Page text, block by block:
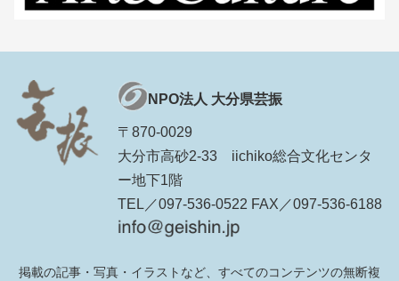
NPO法人 大分県芸振
〒870-0029
大分市高砂2-33 iichiko総合文化センタ
ー地下1階
TEL／097-536-0522 FAX／097-536-6188
掲載の記事・写真・イラストなど、すべてのコンテンツの無断複